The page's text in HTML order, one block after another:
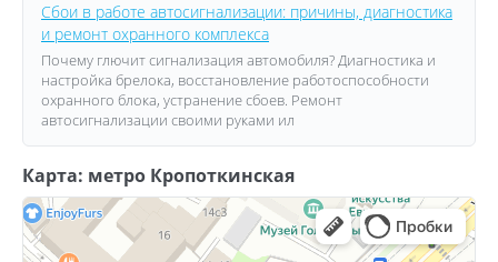
Сбои в работе автосигнализации: причины, диагностика
и ремонт охранного комплекса
Почему глючит сигнализация автомобиля? Диагностика и
настройка брелока, восстановление работоспособности
охранного блока, устранение сбоев. Ремонт
автосигнализации своими руками ил
Карта: метро Кропоткинская